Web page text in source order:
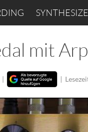
mit
| |